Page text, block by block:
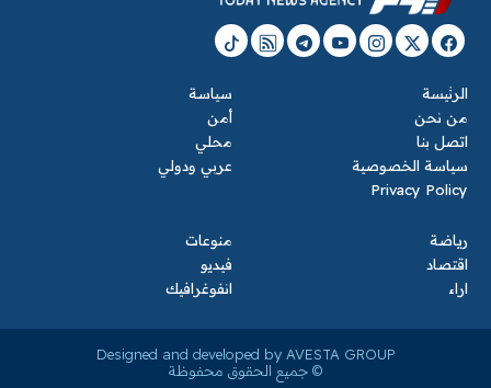
الرئيسة
من نحن
اتصل بنا
سياسة الخصوصية
Privacy Policy
سياسة
أمن
محلي
عربي ودولي
رياضة
اقتصاد
اراء
منوعات
فيديو
انفوغرافيك
Designed and developed by AVESTA GROUP
© جميع الحقوق محفوظة